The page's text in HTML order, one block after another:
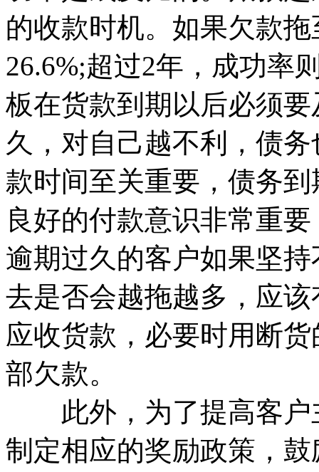
的收款时机。如果欠款
26.6%;超过2年，成功率
板在货款到期以后必须
久，对自己越不利，债
款时间至关重要，债务
良好的付款意识非常重
逾期过久的客户如果坚
去是否会越拖越多，应
应收货款，必要时用断
部欠款。
此外，为了提高客户
制定相应的奖励政策，